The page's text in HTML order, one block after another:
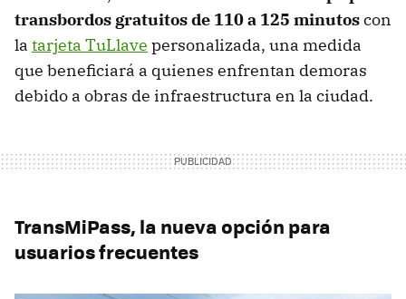
transbordos gratuitos de 110 a 125 minutoscon
la tarjeta TuLlave personalizada, una medida
que beneficiará a quienes enfrentan demoras
debido a obras de infraestructura en la ciudad.
TransMiPass, la nueva opción para
usuarios frecuentes